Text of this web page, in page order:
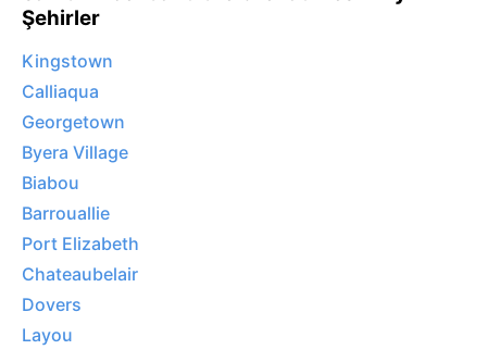
Şehirler
Kingstown
Calliaqua
Georgetown
Byera Village
Biabou
Barrouallie
Port Elizabeth
Chateaubelair
Dovers
Layou